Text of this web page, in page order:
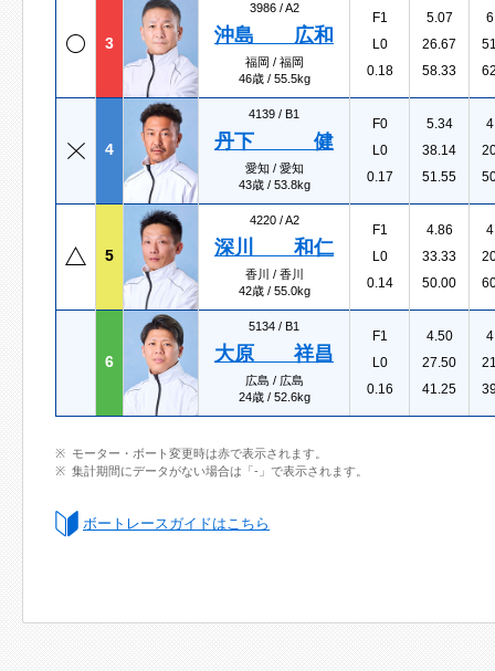
3
3986 /A2
沖島 広和
福岡 / 福岡
46歳 / 55.5kg
F1
L0
0.18
5.07
26.67
58.33
4
4139 / B1
丹下 健
愛知 / 愛知
43歳 / 53.8kg
F0
L0
0.17
5.34
38.14
51.55
5
4220 /A2
深川 和仁
香川 / 香川
42歳 / 55.0kg
F1
L0
0.14
4.86
33.33
50.00
6
5134 / B1
大原 祥昌
広島 / 広島
24歳 / 52.6kg
F1
L0
0.16
4.50
27.50
41.25
モーター・ボート変更時は赤で表示されます。
集計期間にデータがない場合は「-」で表示されます。
ボートレースガイドはこちら